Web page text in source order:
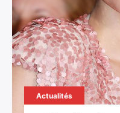
Actualités